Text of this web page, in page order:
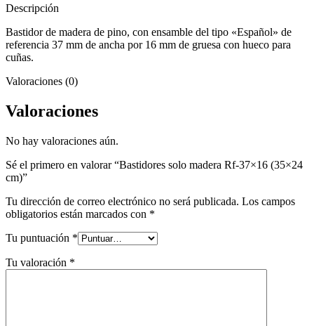
Descripción
Bastidor de madera de pino, con ensamble del tipo «Español» de
referencia 37 mm de ancha por 16 mm de gruesa con hueco para
cuñas.
Valoraciones (0)
Valoraciones
No hay valoraciones aún.
Sé el primero en valorar “Bastidores solo madera Rf-37×16 (35×24
cm)”
Tu dirección de correo electrónico no será publicada. Los campos
obligatorios están marcados con *
Tu puntuación *
Tu valoración *